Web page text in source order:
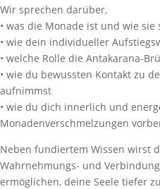
Wir sprechen darüber,
• was die Monade ist und wie
• wie dein individueller
• welche Rolle die Antakarana-
• wie du bewussten Kontakt zu
aufnimmst
• wie du dich innerlich und
Monadenverschmelzungen
Neben fundiertem Wissen wirst
Wahrnehmungs- und
ermöglichen, deine Seele tiefer